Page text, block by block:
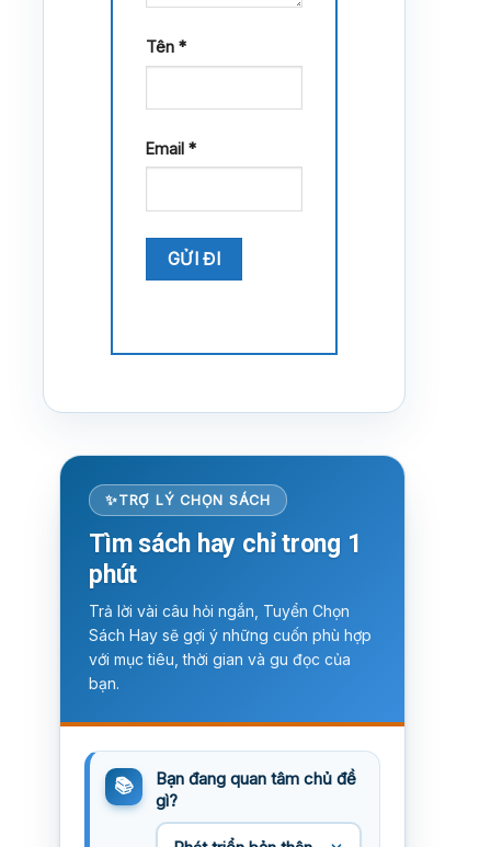
Tên *
Email *
TRỢ LÝ CHỌN SÁCH
Tìm sách hay chỉ trong 1
phút
Trả lời vài câu hỏi ngắn, Tuyển Chọn
Sách Hay sẽ gợi ý những cuốn phù hợp
với mục tiêu, thời gian và gu đọc của
bạn.
Bạn đang quan tâm chủ đề
gì?